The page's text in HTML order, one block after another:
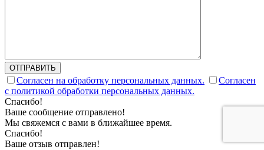
ОТПРАВИТЬ
Согласен на обработку персональных данных.
Согласен
с политикой обработки персональных данных.
Спасибо!
Ваше сообщение отправлено!
Мы свяжемся с вами в ближайшее время.
Спасибо!
Ваше отзыв отправлен!